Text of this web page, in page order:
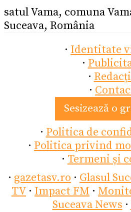
satul Vama, comuna
Suceava, România
· Identitate
·
·
·
Sesizează o
· Politica de
· Politica privind
· Termeni și
· gazetasv.ro · Glasul
TV · Impact FM ·
Suceava News ·